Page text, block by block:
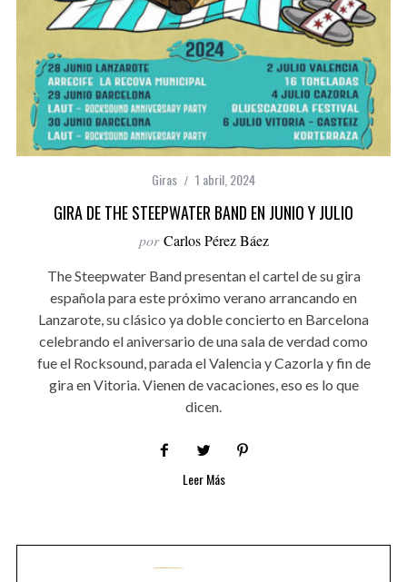
Giras 1 abril, 2024
GIRA DE THE STEEPWATER BAND EN JUNIO Y JULIO
por Carlos Pérez Báez
The Steepwater Band presentan el cartel de su gira
española para este próximo verano arrancando en
Lanzarote, su clásico ya doble concierto en Barcelona
celebrando el aniversario de una sala de verdad como
fue el Rocksound, parada el Valencia y Cazorla y fin de
gira en Vitoria. Vienen de vacaciones, eso es lo que
dicen.
Leer Más